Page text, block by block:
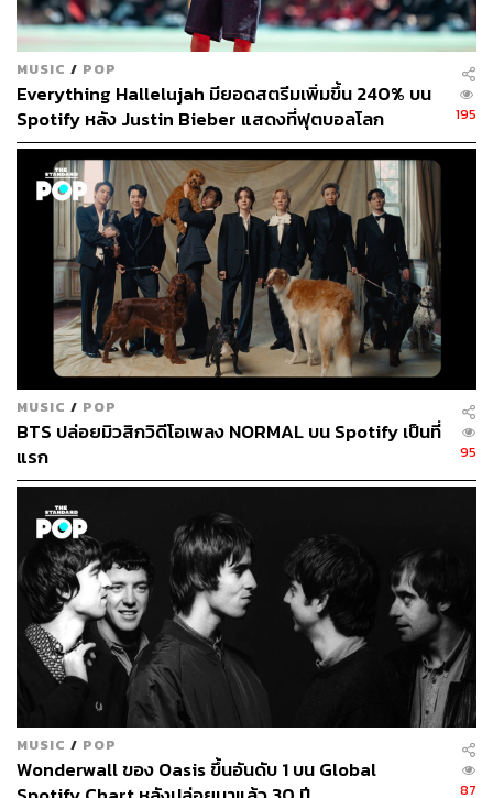
MUSIC / POP
Everything Hallelujah มียอดสตรีมเพิ่มขึ้น 240% บน
Spotify หลัง Justin Bieber แสดงที่ฟุตบอลโลก
195
MUSIC / POP
BTS ปล่อยมิวสิกวิดีโอเพลง NORMAL บน Spotify เป็นที่
แรก
95
MUSIC / POP
Wonderwall ของ Oasis ขึ้นอันดับ 1 บน Global
87